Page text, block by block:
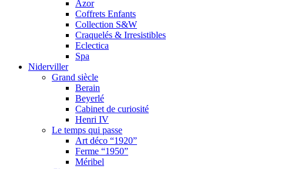
Azor
Coffrets Enfants
Collection S&W
Craquelés & Irresistibles
Eclectica
Spa
Niderviller
Grand siècle
Berain
Beyerlé
Cabinet de curiosité
Henri IV
Le temps qui passe
Art déco “1920”
Ferme “1950”
Méribel